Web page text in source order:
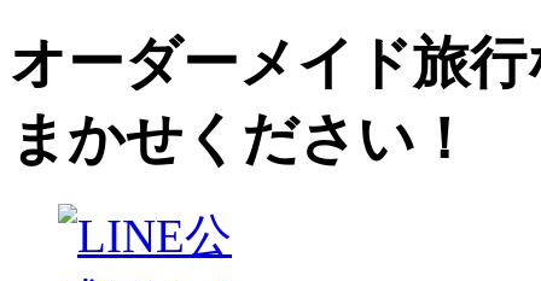
オーダーメイド旅
まかせください！